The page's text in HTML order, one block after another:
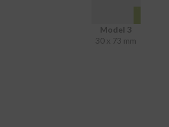
Model 3
30 x 73 mm